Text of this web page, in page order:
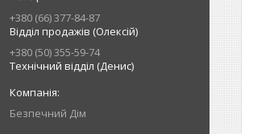
+380 (66) 377-84-87
Відділ продажів (Олексій)
+380 (50) 355-59-74
Технічний відділ (Денис)
Безпечний Дім